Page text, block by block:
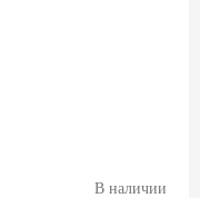
В наличии